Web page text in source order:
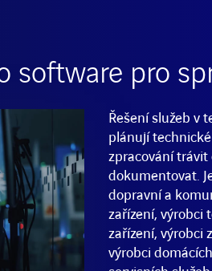
software pro
Řešení služeb v
plánují
zpracování trávit
dokumentovat.
dopravní a
zařízení, výrobci
zařízení, výrobci
výrobci